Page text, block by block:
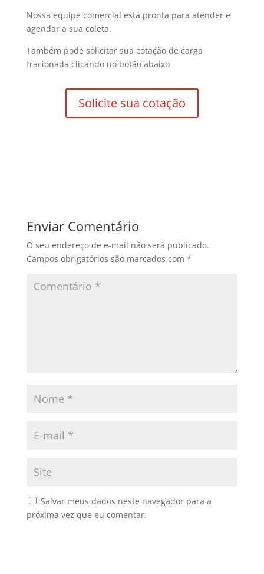
Nossa equipe comercial está pronta para atender e
agendar a sua coleta.
Também pode solicitar sua cotação de carga
fracionada clicando no botão abaixo
Solicite sua cotação
Enviar Comentário
O seu endereço de e-mail não será publicado.
Campos obrigatórios são marcados com *
Salvar meus dados neste navegador para a
próxima vez que eu comentar.